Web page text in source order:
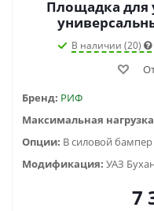
Площадка для
В наличии (20)
Бренд: РИФ
Максимальная
Опции: В силовой бампер
Модификация:
7